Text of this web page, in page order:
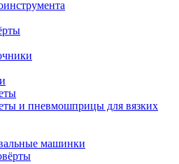
и пневмошприцы для вязких
машинки